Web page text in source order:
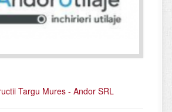
Targu Mures - Andor SRL